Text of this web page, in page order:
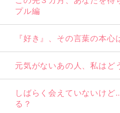
プル編
『好き』、その言葉の本心
元気がないあの人、私はど
しばらく会えていないけ
る？